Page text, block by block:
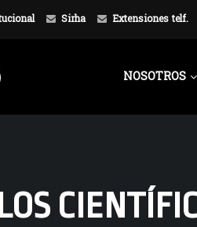
Sirha Extensiones telf.
NOSOTROS